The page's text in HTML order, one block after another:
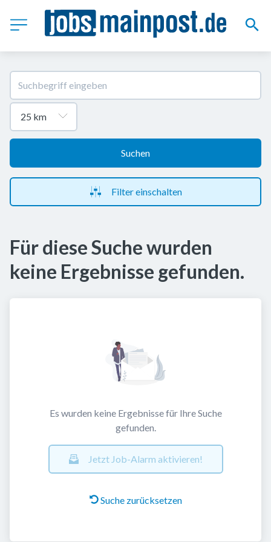
Suchen
Filter einschalten
Für diese Suche wurden
keine Ergebnisse gefunden.
Es wurden keine Ergebnisse für Ihre Suche
gefunden.
Jetzt Job-Alarm aktivieren!
Suche zurücksetzen